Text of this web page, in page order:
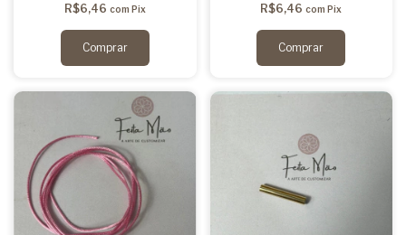
R$6,46 com Pix R$6,46com Pix